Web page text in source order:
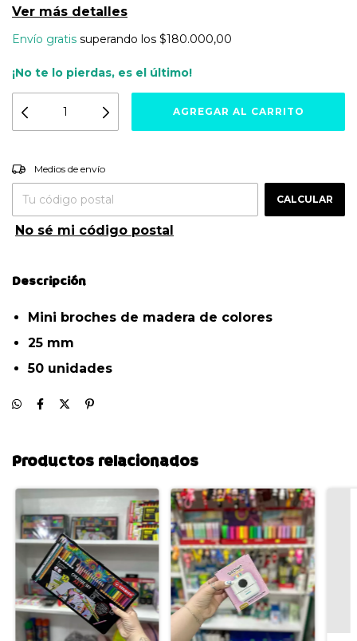
Ver más detalles
Envío gratis superando los $180.000,00
¡No te lo pierdas, es el último!
Entregas para el CP:
Medios de envío
CALCULAR
No sé mi código postal
Descripción
Mini broches de madera de colores
25 mm
50 unidades
Productos relacionados